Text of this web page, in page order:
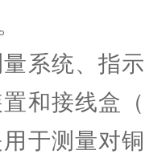
系统、指
和接线盒
于测量对